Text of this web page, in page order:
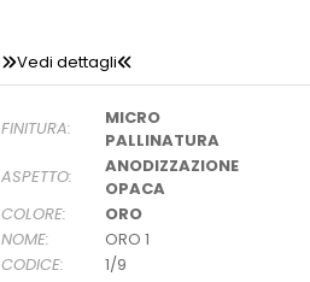
Vedi dettagli
FINITURA:
MICRO
PALLINATURA
ASPETTO:
ANODIZZAZIONE
OPACA
COLORE:
ORO
NOME:
ORO 1
CODICE:
1/9